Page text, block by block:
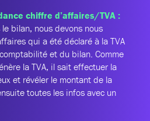
chiffre d’affaires/TVA :
bilan, nous devons nous
qui a été déclaré à la TVA
et du bilan. Comme
la TVA, il sait effectuer la
et révéler le montant de la
toutes les infos avec un